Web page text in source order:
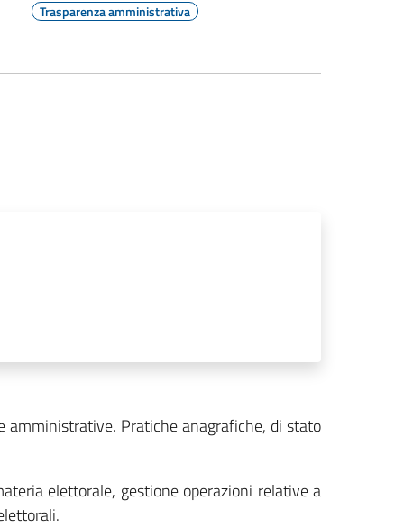
Trasparenza amministrativa
amministrative. Pratiche anagrafiche, di stato
elettorale, gestione operazioni relative a